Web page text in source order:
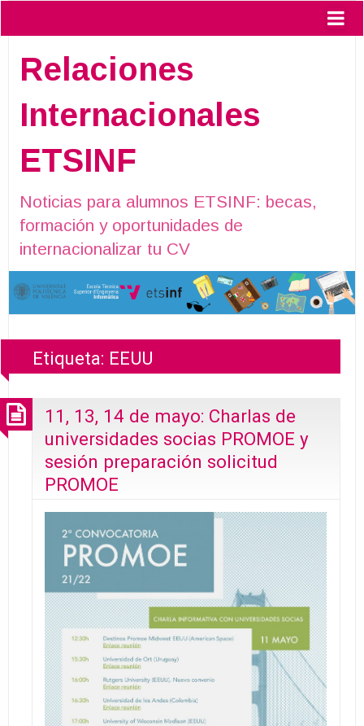
Relaciones
Internacionales
ETSINF
Noticias para alumnos ETSINF: becas,
formación y oportunidades de
internacionalizar tu CV
Etiqueta: EEUU
11, 13, 14 de mayo: Charlas de
universidades socias PROMOE y
sesión preparación solicitud
PROMOE